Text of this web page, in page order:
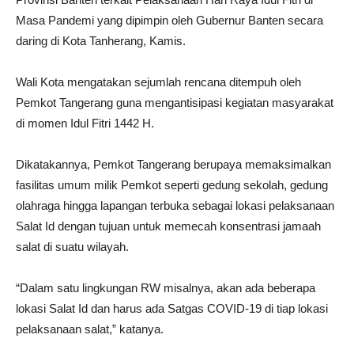
Masa Pandemi yang dipimpin oleh Gubernur Banten secara
daring di Kota Tanherang, Kamis.
Wali Kota mengatakan sejumlah rencana ditempuh oleh
Pemkot Tangerang guna mengantisipasi kegiatan masyarakat
di momen Idul Fitri 1442 H.
Dikatakannya, Pemkot Tangerang berupaya memaksimalkan
fasilitas umum milik Pemkot seperti gedung sekolah, gedung
olahraga hingga lapangan terbuka sebagai lokasi pelaksanaan
Salat Id dengan tujuan untuk memecah konsentrasi jamaah
salat di suatu wilayah.
“Dalam satu lingkungan RW misalnya, akan ada beberapa
lokasi Salat Id dan harus ada Satgas COVID-19 di tiap lokasi
pelaksanaan salat,” katanya.